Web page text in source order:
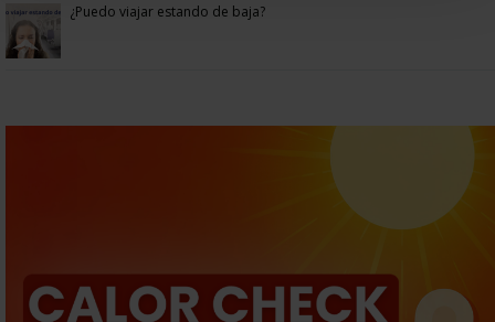
¿Puedo viajar estando de baja?